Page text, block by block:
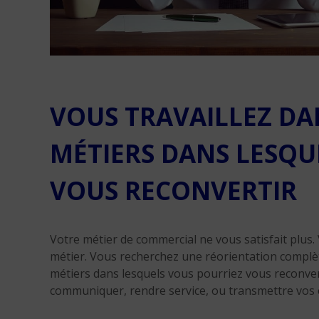
VOUS TRAVAILLEZ
MÉTIERS DANS
VOUS RECONVERTIR
Votre métier de commercial ne vous satisfait
métier. Vous recherchez une réorientation
métiers dans lesquels vous pourriez vous
communiquer, rendre service, ou transmettre vos